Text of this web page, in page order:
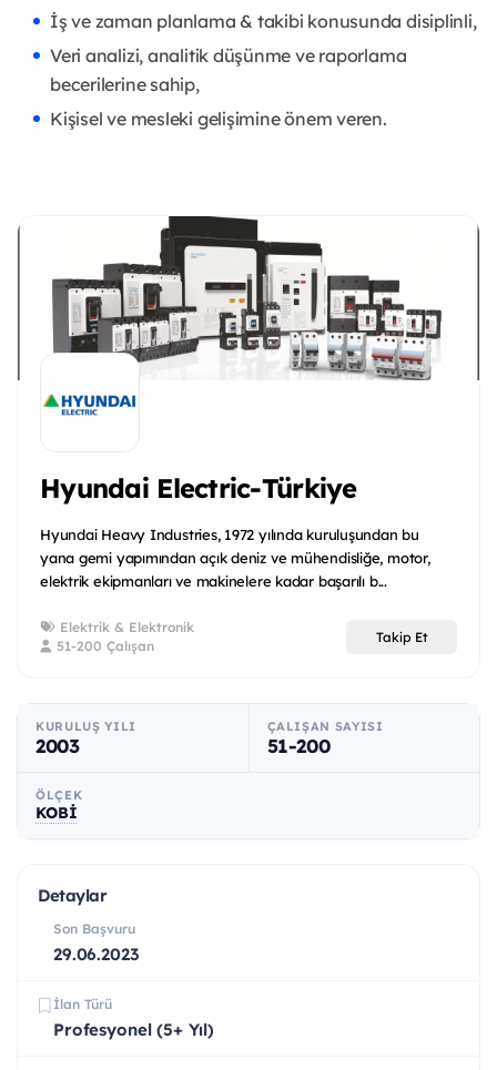
İş ve zaman planlama & takibi konusunda disiplinli,
Veri analizi, analitik düşünme ve raporlama
becerilerine sahip,
Kişisel ve mesleki gelişimine önem veren.
Hyundai Electric-Türkiye
Hyundai Heavy Industries, 1972 yılında kuruluşundan bu
yana gemi yapımından açık deniz ve mühendisliğe, motor,
elektrik ekipmanları ve makinelere kadar başarılı b...
Elektrik & Elektronik
51-200 Çalışan
Takip Et
KURULUŞ YILI
2003
ÇALIŞAN SAYISI
51-200
ÖLÇEK
KOBİ
Detaylar
Son Başvuru
29.06.2023
İlan Türü
Profesyonel (5+ Yıl)